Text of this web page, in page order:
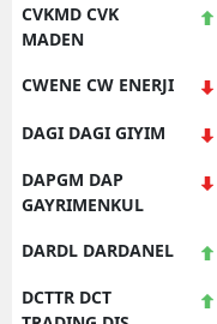
CVKMD CVK
MADEN
CWENE CW ENERJI
DAGI DAGI GIYIM
DAPGM DAP
GAYRIMENKUL
DARDL DARDANEL
DCTTR DCT